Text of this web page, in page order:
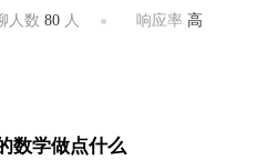
人数 80人 响应率 高
数学做点什么